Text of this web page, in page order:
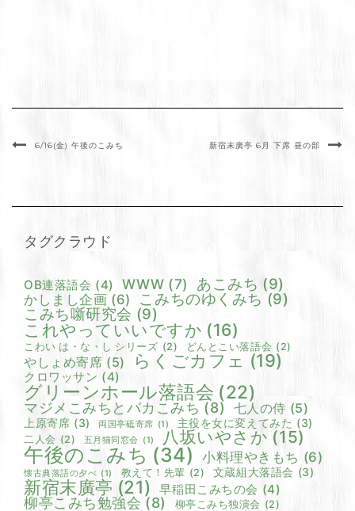
6/16(金) 午後のこみち 新宿末廣亭 6月 下席 昼の部
タグクラウド
OB連落語会 (4) WWW (7) あこみち (9)
かしまし企画 (6) こみちのゆくみち (9)
こみち噺研究会 (9)
これやっていいですか (16)
こわい は・な・し シリーズ (2) どんとこい落語会 (2)
やしょめ寄席 (5) らくごカフェ (19)
クロワッサン (4)
グリーンホール落語会 (22)
マジメこみちとバカこみち (8) 七人の侍 (5)
上原寄席 (3) 両国亭砥寄席 (1) 主役を女に変えてみた (3)
二人会 (2) 五月猫同窓会 (1) 八坂いやさか (15)
午後のこみち (34) 小料理やきもち (6)
懐古典落語の夕べ (1) 教えて！先輩 (2) 文蔵組大落語会 (3)
新宿末廣亭 (21) 早稲田こみちの会 (4)
柳亭こみち勉強会 (8) 柳亭こみち独演会 (2)